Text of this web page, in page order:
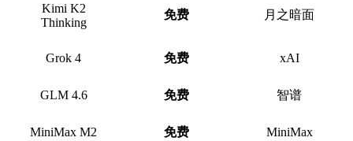
Kimi K2
Thinking
免费 月之暗面
Grok 4 免费 xAI
GLM 4.6 免费 智谱
MiniMax M2 免费 MiniMax